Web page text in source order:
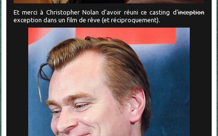
Et merci à Christopher Nolan d'avoir réuni ce casting d'inception
exception dans un film de rêve (et réciproquement).